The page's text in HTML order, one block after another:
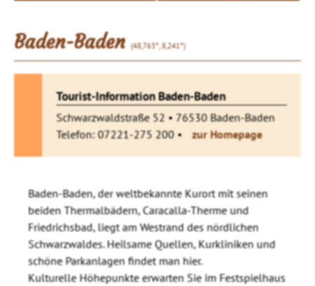
Baden-Baden(48,763°, 8,241°)
Tourist-Information Baden-Baden
Schwarzwaldstraße 52 • 76530 Baden-Baden
Telefon: 07221-275 200 •
zur Homepage
Baden-Baden, der weltbekannte Kurort mit seinen
beiden Thermalbädern, Caracalla-Therme und
Friedrichsbad, liegt am Westrand des nördlichen
Schwarzwaldes. Heilsame Quellen, Kurkliniken und
schöne Parkanlagen findet man hier.
Kulturelle Höhepunkte erwarten Sie im Festspielhaus